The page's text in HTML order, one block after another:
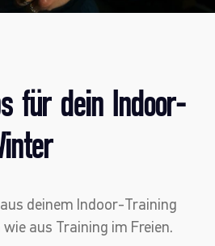
für dein Indoor-
deinem Indoor-Training
aus Training im Freien.